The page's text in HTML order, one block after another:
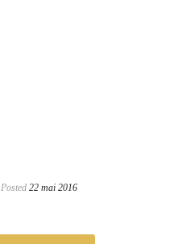
Posted 22 mai 2016